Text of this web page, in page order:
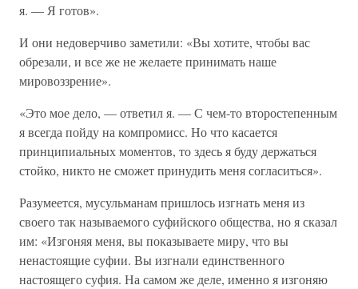
я. — Я готов».
И они недоверчиво заметили: «Вы хотите, чтобы вас
обрезали, и все же не желаете принимать наше
мировоззрение».
«Это мое дело, — ответил я. — С чем-то второстепенным
я всегда пойду на компромисс. Но что касается
принципиальных моментов, то здесь я буду держаться
стойко, никто не сможет принудить меня согласиться».
Разумеется, мусульманам пришлось изгнать меня из
своего так называемого суфийского общества, но я сказал
им: «Изгоняя меня, вы показываете миру, что вы
ненастоящие суфии. Вы изгнали единственного
настоящего суфия. На самом же деле, именно я изгоняю